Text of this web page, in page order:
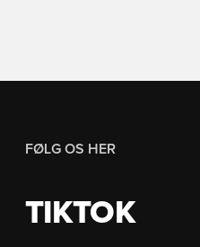
FØLG OS HER
TIKTOK